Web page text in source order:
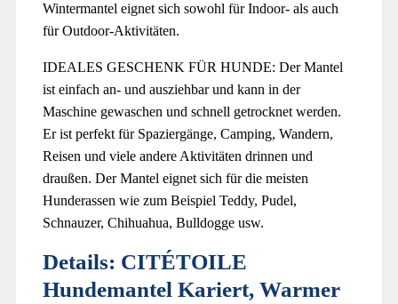
Wintermantel eignet sich sowohl für Indoor- als auch
für Outdoor-Aktivitäten.
IDEALES GESCHENK FÜR HUNDE: Der Mantel
ist einfach an- und ausziehbar und kann in der
Maschine gewaschen und schnell getrocknet werden.
Er ist perfekt für Spaziergänge, Camping, Wandern,
Reisen und viele andere Aktivitäten drinnen und
draußen. Der Mantel eignet sich für die meisten
Hunderassen wie zum Beispiel Teddy, Pudel,
Schnauzer, Chihuahua, Bulldogge usw.
Details: CITÉTOILE
Hundemantel Kariert, Warmer